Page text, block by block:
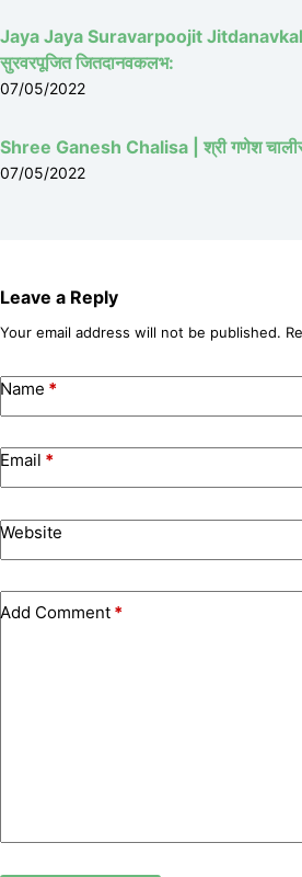
Jaya Jaya Suravarpoojit
सुरवरपूजित जितदानवकलभ:
07/05/2022
Shree Ganesh Chalisa | श्री गणेश
07/05/2022
Leave a Reply
Your email address will not be published.
Name *
Email *
Website
Add Comment *